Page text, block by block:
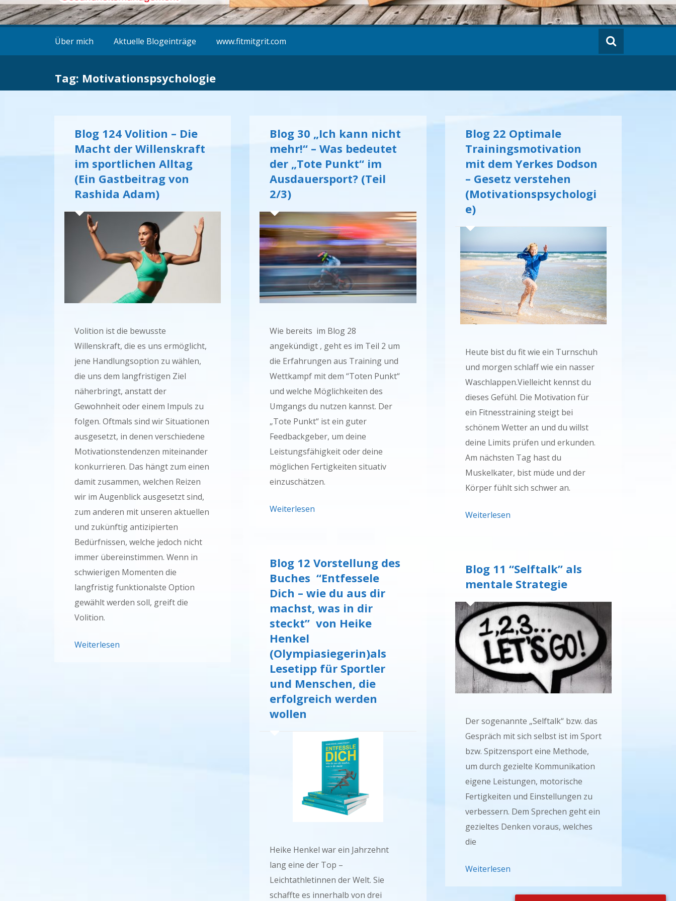
Über mich Aktuelle Blogeinträge www.fitmitgrit.com
Tag: Motivationspsychologie
Blog 124 Volition – Die
Macht der Willenskraft
im sportlichen Alltag
(Ein Gastbeitrag von
Rashida Adam)
Volition ist die bewusste
Willenskraft, die es uns ermöglicht,
jene Handlungsoption zu wählen,
die uns dem langfristigen Ziel
näherbringt, anstatt der
Gewohnheit oder einem Impuls zu
folgen. Oftmals sind wir Situationen
ausgesetzt, in denen verschiedene
Motivationstendenzen miteinander
konkurrieren. Das hängt zum einen
damit zusammen, welchen Reizen
wir im Augenblick ausgesetzt sind,
zum anderen mit unseren aktuellen
und zukünftig antizipierten
Bedürfnissen, welche jedoch nicht
immer übereinstimmen. Wenn in
schwierigen Momenten die
langfristig funktionalste Option
gewählt werden soll, greift die
Volition.
Weiterlesen
Blog 30 „Ich kann nicht
mehr!“ – Was bedeutet
der „Tote Punkt“ im
Ausdauersport? (Teil
2/3)
Wie bereits im Blog 28
angekündigt , geht es im Teil 2 um
die Erfahrungen aus Training und
Wettkampf mit dem “Toten Punkt“
und welche Möglichkeiten des
Umgangs du nutzen kannst. Der
„Tote Punkt“ ist ein guter
Feedbackgeber, um deine
Leistungsfähigkeit oder deine
möglichen Fertigkeiten situativ
einzuschätzen.
Weiterlesen
Blog 22 Optimale
Trainingsmotivation
mit dem Yerkes Dodson
– Gesetz verstehen
(Motivationspsychologi
e)
Heute bist du fit wie ein Turnschuh
und morgen schlaff wie ein nasser
Waschlappen.Vielleicht kennst du
dieses Gefühl. Die Motivation für
ein Fitnesstraining steigt bei
schönem Wetter an und du willst
deine Limits prüfen und erkunden.
Am nächsten Tag hast du
Muskelkater, bist müde und der
Körper fühlt sich schwer an.
Weiterlesen
Blog 12 Vorstellung des
Buches “Entfessele
Dich – wie du aus dir
machst, was in dir
steckt” von Heike
Henkel
(Olympiasiegerin)als
Lesetipp für Sportler
und Menschen, die
erfolgreich werden
wollen
Heike Henkel war ein Jahrzehnt
lang eine der Top –
Leichtathletinnen der Welt. Sie
schaffte es innerhalb von drei
Blog 11 “Selftalk” als
mentale Strategie
Der sogenannte „Selftalk“ bzw. das
Gespräch mit sich selbst ist im Sport
bzw. Spitzensport eine Methode,
um durch gezielte Kommunikation
eigene Leistungen, motorische
Fertigkeiten und Einstellungen zu
verbessern. Dem Sprechen geht ein
gezieltes Denken voraus, welches
die
Weiterlesen